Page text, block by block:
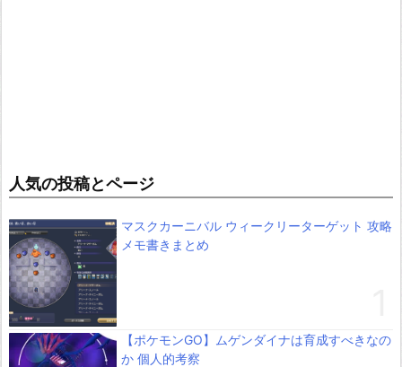
人気の投稿とページ
マスクカーニバル ウィークリーターゲット 攻略
メモ書きまとめ
【ポケモンGO】ムゲンダイナは育成すべきなの
か 個人的考察